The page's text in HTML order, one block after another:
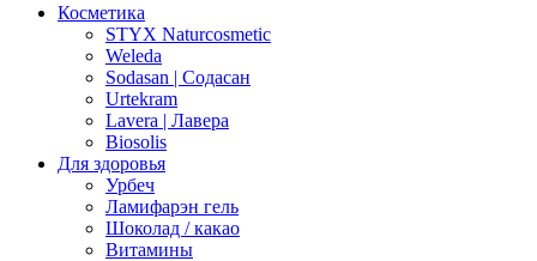
Косметика
STYX Naturcosmetic
Weleda
Sodasan | Содасан
Urtekram
Lavera | Лавера
Biosolis
Для здоровья
Урбеч
Ламифарэн гель
Шоколад / какао
Витамины